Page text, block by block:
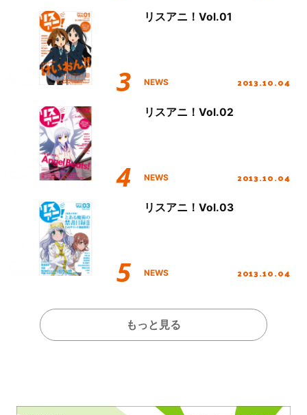
リスアニ！Vol.01
NEWS 2013.10.04
リスアニ！Vol.02
NEWS 2013.10.04
リスアニ！Vol.03
NEWS 2013.10.04
もっと見る